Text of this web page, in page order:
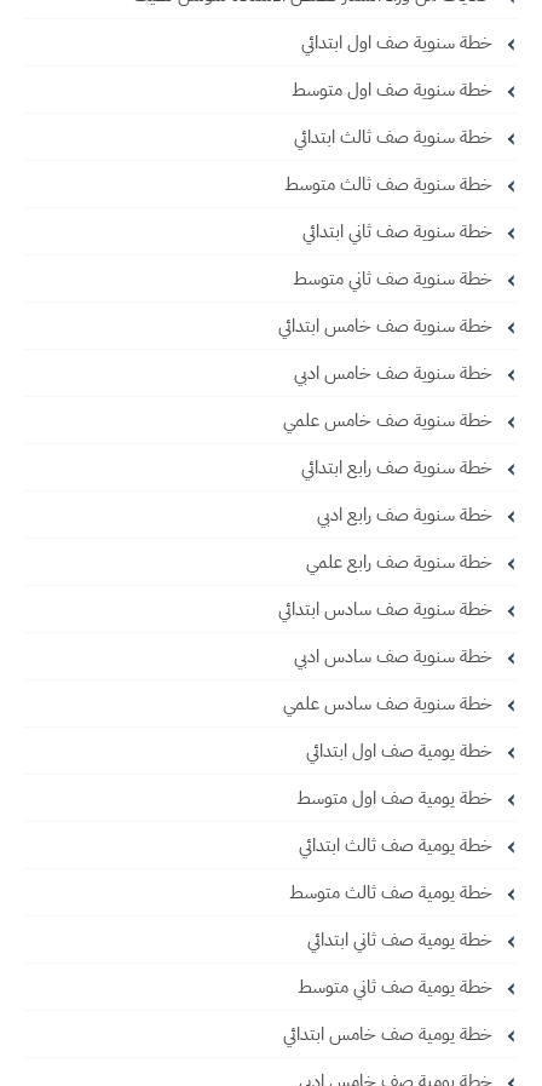
خطة سنوية صف اول ابتدائي
خطة سنوية صف اول متوسط
خطة سنوية صف ثالث ابتدائي
خطة سنوية صف ثالث متوسط
خطة سنوية صف ثاني ابتدائي
خطة سنوية صف ثاني متوسط
خطة سنوية صف خامس ابتدائي
خطة سنوية صف خامس ادبي
خطة سنوية صف خامس علمي
خطة سنوية صف رابع ابتدائي
خطة سنوية صف رابع ادبي
خطة سنوية صف رابع علمي
خطة سنوية صف سادس ابتدائي
خطة سنوية صف سادس ادبي
خطة سنوية صف سادس علمي
خطة يومية صف اول ابتدائي
خطة يومية صف اول متوسط
خطة يومية صف ثالث ابتدائي
خطة يومية صف ثالث متوسط
خطة يومية صف ثاني ابتدائي
خطة يومية صف ثاني متوسط
خطة يومية صف خامس ابتدائي